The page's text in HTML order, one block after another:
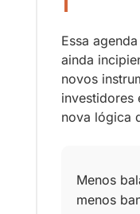
Essa
ainda
novos
investidores
nova lógica
Menos
menos